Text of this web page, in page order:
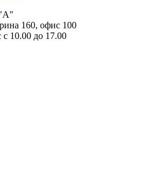
160, офис 100
10.00 до 17.00